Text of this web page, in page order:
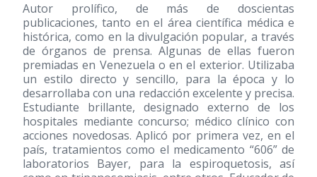
Autor prolífico, de más de doscientas
publicaciones, tanto en el área científica médica e
histórica, como en la divulgación popular, a través
de órganos de prensa. Algunas de ellas fueron
premiadas en Venezuela o en el exterior. Utilizaba
un estilo directo y sencillo, para la época y lo
desarrollaba con una redacción excelente y precisa.
Estudiante brillante, designado externo de los
hospitales mediante concurso; médico clínico con
acciones novedosas. Aplicó por primera vez, en el
país, tratamientos como el medicamento “606” de
laboratorios Bayer, para la espiroquetosis, así